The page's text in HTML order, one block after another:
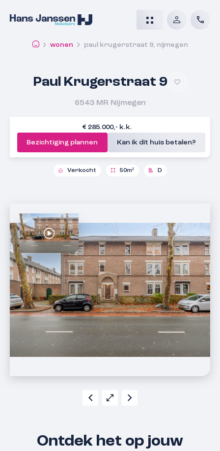
wonen paul krugerstraat 9, nijmegen
Paul Krugerstraat 9
6543 MR Nijmegen
€ 285.000,- k.k.
Bezichtiging plannen Kan ik dit huis betalen?
Verkocht 50m² D
Ontdek het op jouw